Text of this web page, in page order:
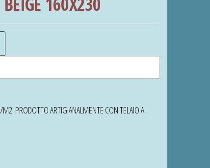
PRODOTTO ARTIGIANALMENTE CON TELAIO A